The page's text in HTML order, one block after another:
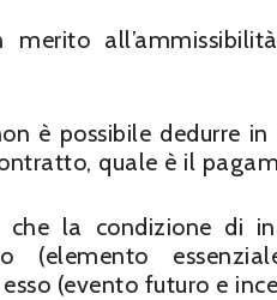
è possibile dedurre
quale è il
la condizione di
(elemento
(evento futuro e